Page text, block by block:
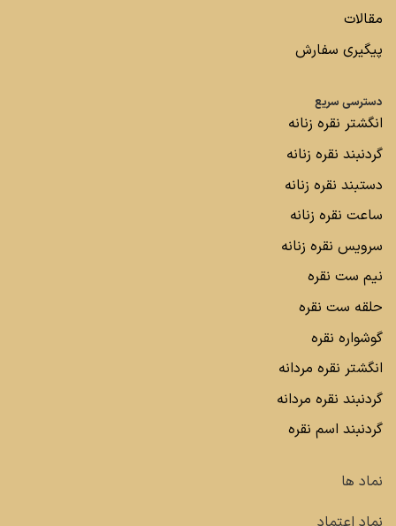
مقالات
پیگیری سفارش
دسترسی سریع
انگشتر نقره زنانه
گردنبند نقره زنانه
دستبند نقره زنانه
ساعت نقره زنانه
سرویس نقره زنانه
نیم ست نقره
حلقه ست نقره
گوشواره نقره
انگشتر نقره مردانه
گردنبند نقره مردانه
گردنبند اسم نقره
نماد ها